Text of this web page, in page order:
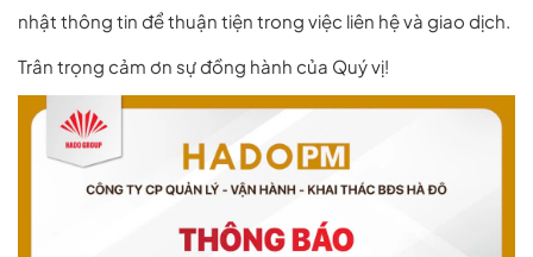
nhật thông tin để thuận tiện trong việc liên hệ và giao dịch.
Trân trọng cảm ơn sự đồng hành của Quý vị!